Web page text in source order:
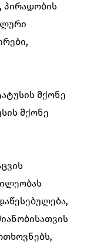
პირადობის
მქონე
მქონე